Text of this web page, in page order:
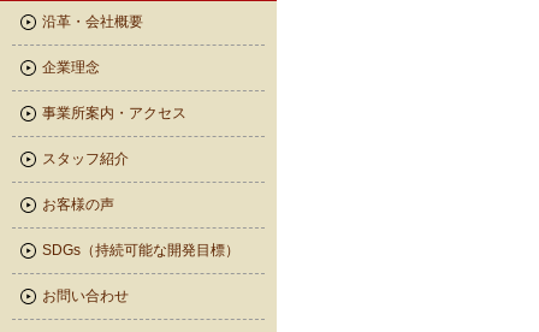
沿革・会社概要
企業理念
事業所案内・アクセス
スタッフ紹介
お客様の声
SDGs（持続可能な開発目標）
お問い合わせ